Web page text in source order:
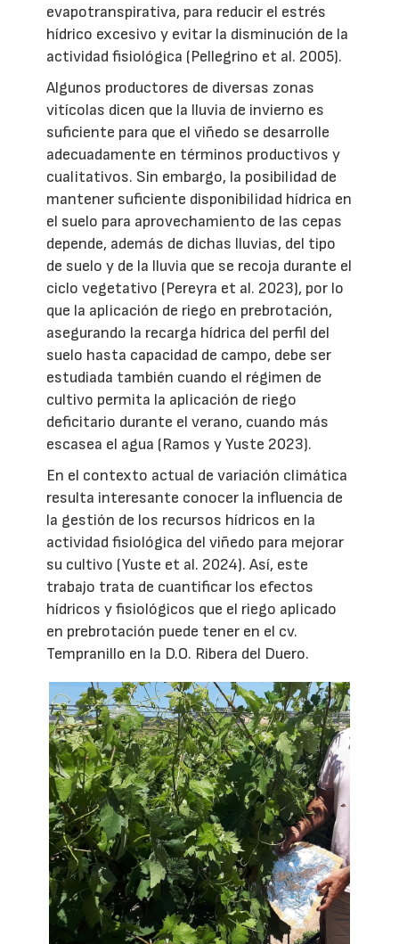
evapotranspirativa, para reducir el estrés
hídrico excesivo y evitar la disminución de la
actividad fisiológica (Pellegrino et al. 2005).
Algunos productores de diversas zonas
vitícolas dicen que la lluvia de invierno es
suficiente para que el viñedo se desarrolle
adecuadamente en términos productivos y
cualitativos. Sin embargo, la posibilidad de
mantener suficiente disponibilidad hídrica en
el suelo para aprovechamiento de las cepas
depende, además de dichas lluvias, del tipo
de suelo y de la lluvia que se recoja durante el
ciclo vegetativo (Pereyra et al. 2023), por lo
que la aplicación de riego en prebrotación,
asegurando la recarga hídrica del perfil del
suelo hasta capacidad de campo, debe ser
estudiada también cuando el régimen de
cultivo permita la aplicación de riego
deficitario durante el verano, cuando más
escasea el agua (Ramos y Yuste 2023).
En el contexto actual de variación climática
resulta interesante conocer la influencia de
la gestión de los recursos hídricos en la
actividad fisiológica del viñedo para mejorar
su cultivo (Yuste et al. 2024). Así, este
trabajo trata de cuantificar los efectos
hídricos y fisiológicos que el riego aplicado
en prebrotación puede tener en el cv.
Tempranillo en la D.O. Ribera del Duero.